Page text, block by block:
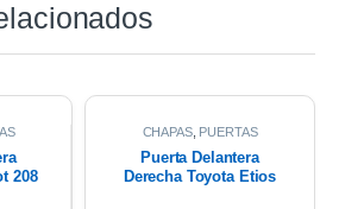
208
CHAPAS, PUERTAS
Puerta Delantera
Derecha Toyota Etios